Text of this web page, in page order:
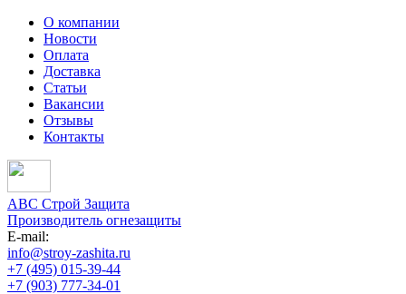
О компании
Новости
Оплата
Доставка
Статьи
Вакансии
Отзывы
Контакты
АВС Строй Защита
Производитель огнезащиты
E-mail:
info@stroy-zashita.ru
+7 (495) 015-39-44
+7 (903) 777-34-01